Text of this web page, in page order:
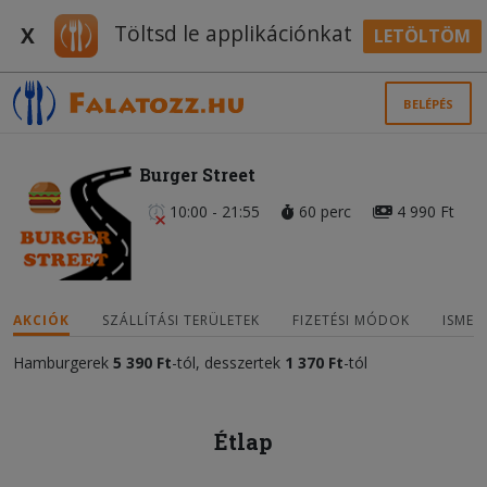
X Töltsd le applikációnkat LETÖLTÖM
BELÉPÉS
Burger Street
10:00 - 21:55 60 perc 4 990 Ft
AKCIÓK SZÁLLÍTÁSI TERÜLETEK FIZETÉSI MÓDOK
Hamburgerek 5 390 Ft-tól, desszertek 1 370 Ft-tól
Étlap